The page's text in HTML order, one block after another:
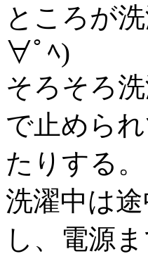
ところが
∀ﾟﾍ)
そろそろ
で止めら
たりする。
洗濯中は
し、電源